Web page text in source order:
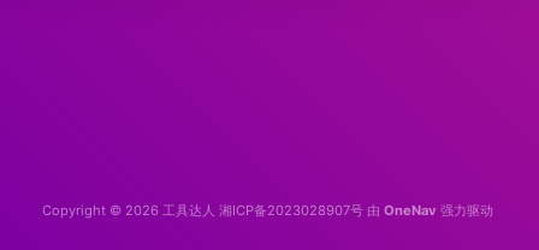
Copyright © 2026 工具达人 湘ICP备2023028907号 由 OneNav 强力驱动